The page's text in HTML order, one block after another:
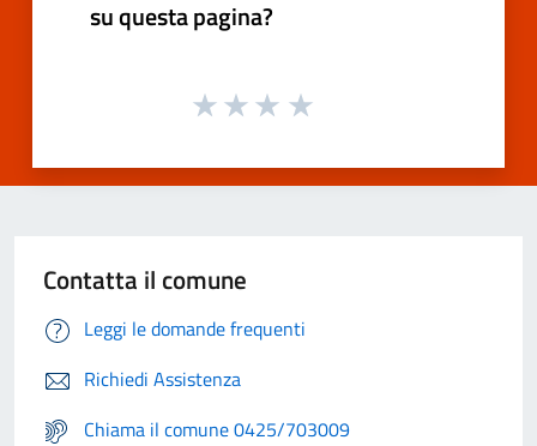
su questa pagina?
Contatta il comune
Leggi le domande frequenti
Richiedi Assistenza
Chiama il comune 0425/703009